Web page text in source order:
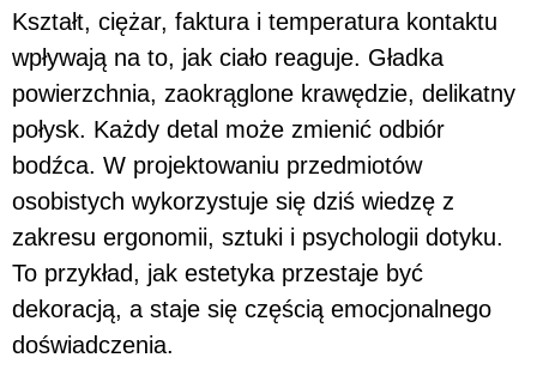
Kształt, ciężar, faktura i temperatura kontaktu
wpływają na to, jak ciało reaguje. Gładka
powierzchnia, zaokrąglone krawędzie, delikatny
połysk. Każdy detal może zmienić odbiór
bodźca. W projektowaniu przedmiotów
osobistych wykorzystuje się dziś wiedzę z
zakresu ergonomii, sztuki i psychologii dotyku.
To przykład, jak estetyka przestaje być
dekoracją, a staje się częścią emocjonalnego
doświadczenia.